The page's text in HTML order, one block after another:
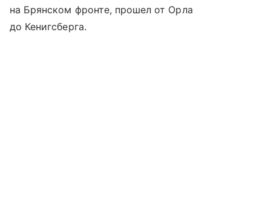
на Брянском фронте, прошел от Орла
до Кенигсберга.